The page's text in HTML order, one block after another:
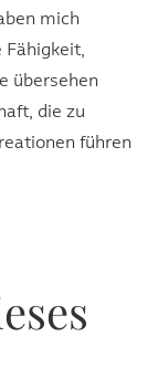
mich
Fähigkeit,
übersehen
die zu
führen